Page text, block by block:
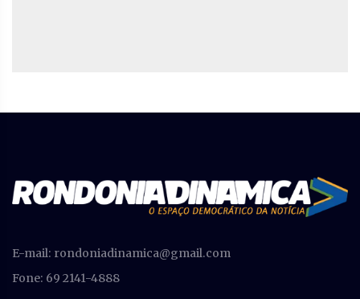
E-mail: rondoniadinamica@gmail.com
Fone: 69 2141-4888